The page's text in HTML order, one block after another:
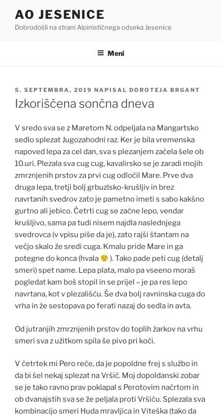
vsebino
AO JESENICE
Dobrodošli na strani Alpinističnega odseka Jesenice
Meni
OBJAVLJENO
DNE
5. SEPTEMBRA, 2019 NAPISAL DOROTEJA BRGANT
Izkoriščena sončna dneva
V sredo sva se z Maretom N. odpeljala na Mangartsko
sedlo splezat Jugozahodni raz. Ker je bila vremenska
napoved lepa za cel dan, sva s plezanjem začela šele ob
10.uri. Plezala sva cug cug, kavalirsko se je zaradi mojih
zmrznjenih prstov za prvi cug odločil Mare. Prve dva
druga lepa, tretji bolj grbuzlsko-krušljiv in brez
navrtanih svedrov zato je pametno imeti s sabo kakšno
gurtno ali jebico. Četrti cug se začne lepo, vendar
krušljivo, sama pa tudi nisem najdla naslednjega
svedrovca (v vpisu piše da je), zato rajši štantam na
večjo skalo že sredi cuga. Kmalu pride Mare in ga
potegne do konca (hvala
). Tako pade peti cug (detalj
smeri) spet name. Lepa plata, malo pa vseeno moraš
pogledat kam boš stopil in se prijel – je pa res lepo
navrtana, kot v plezališču. Še dva bolj ravninska cuga do
vrha in že sestopava po ferati nazaj do sedla in avta.
Od jutranjih zmrznjenih prstov do toplih žarkov na vrhu
smeri sva z užitkom spila še pivo pri koči.
V četrtek mi Pero reče, da je popoldne frej s službo in
da bi šel nekaj splezat na Vršič. Moj dopoldanski zobar
se je tako ravno prav poklapal s Perotovim načrtom in
ob dvanajstih sva se že peljala proti Vršiču. Splezala sva
kombinacijo smeri Huda mravljica in Viteška (tako da